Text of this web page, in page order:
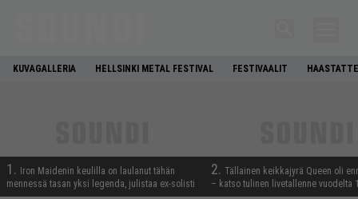
KUVAGALLERIA HELLSINKI METAL FESTIVAL FESTIVAALIT
1.
Iron Maidenin keulilla on laulanut tähän
mennessä tasan yksi legenda, julistaa ex-solisti
2. Tällainen keikkajyrä Queen oli
– katso tulinen livetallenne vuodelta